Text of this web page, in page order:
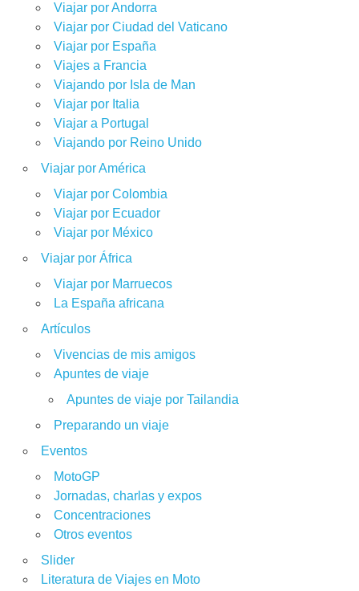
Viajar por Andorra
Viajar por Ciudad del Vaticano
Viajar por España
Viajes a Francia
Viajando por Isla de Man
Viajar por Italia
Viajar a Portugal
Viajando por Reino Unido
Viajar por América
Viajar por Colombia
Viajar por Ecuador
Viajar por México
Viajar por África
Viajar por Marruecos
La España africana
Artículos
Vivencias de mis amigos
Apuntes de viaje
Apuntes de viaje por Tailandia
Preparando un viaje
Eventos
MotoGP
Jornadas, charlas y expos
Concentraciones
Otros eventos
Slider
Literatura de Viajes en Moto